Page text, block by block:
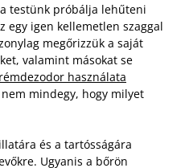
testünk próbálja lehűteni
egy igen kellemetlen szaggal
megőrizzük a saját
valamint másokat se
használata
mindegy, hogy milyet
és a tartósságára
Ugyanis a bőrön